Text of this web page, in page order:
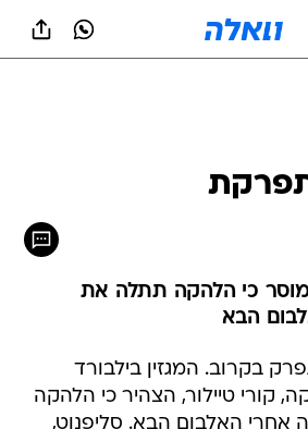
מוסר כי הלהקה תתלה את
הבא
בקרוב. המגזין בילבורד
קורי טיילור, הצהיר כי הלהקה
האלבום הבא. סליפנוט,